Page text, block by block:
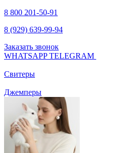
8 800 201-50-91
8 (929) 639-99-94
Заказать звонок
WHATSAPPTELEGRAM
Свитеры
Джемперы